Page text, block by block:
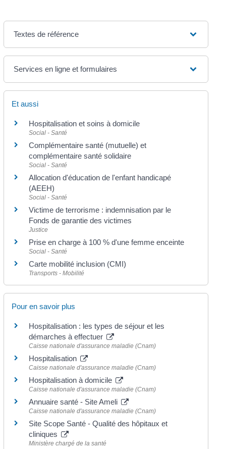
Textes de référence
Services en ligne et formulaires
Et aussi
Hospitalisation et soins à domicile
Social - Santé
Complémentaire santé (mutuelle) et
complémentaire santé solidaire
Social - Santé
Allocation d'éducation de l'enfant handicapé
(AEEH)
Social - Santé
Victime de terrorisme : indemnisation par le
Fonds de garantie des victimes
Justice
Prise en charge à 100 % d'une femme enceinte
Social - Santé
Carte mobilité inclusion (CMI)
Transports - Mobilité
Pour en savoir plus
Hospitalisation : les types de séjour et les
démarches à effectuer
Caisse nationale d'assurance maladie (Cnam)
Hospitalisation
Caisse nationale d'assurance maladie (Cnam)
Hospitalisation à domicile
Caisse nationale d'assurance maladie (Cnam)
Annuaire santé - Site Ameli
Caisse nationale d'assurance maladie (Cnam)
Site Scope Santé - Qualité des hôpitaux et
cliniques
Ministère chargé de la santé